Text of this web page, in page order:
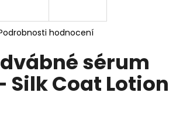
hodnocení
sérum
- Silk Coat Lotion